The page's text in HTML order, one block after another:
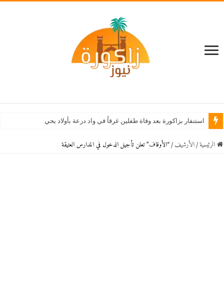
استنفار بزاكورة بعد وفاة طفلين غرقاً في واد درعة بأولاد يحيى لكراير
الرئيسية / اﻷرشيف / “الأوقاف” تعلن تأجيل الدخول في المدارس العتيقة